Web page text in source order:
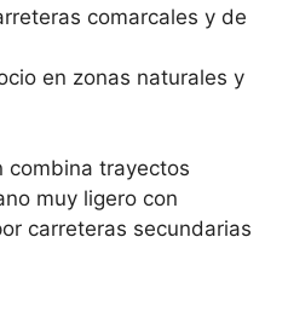
comarcales y de
en zonas naturales y
combina trayectos
muy ligero con
carreteras secundarias